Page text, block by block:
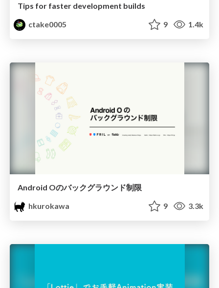
Tips for faster development builds
ctake0005
9 1.4k
Android Oのバックグラウンド制限
hkurokawa
9 3.3k